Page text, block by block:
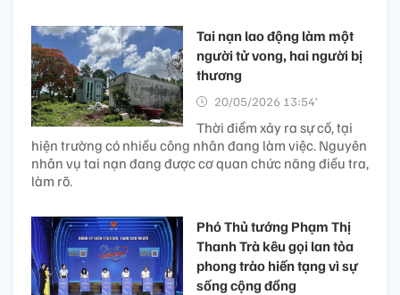
Tai nạn lao động làm một
người tử vong, hai người bị
thương ​
20/05/2026 13:54’
Thời điểm xảy ra sự cố, tại
hiện trường có nhiều công nhân đang làm việc. Nguyên
nhân vụ tai nạn đang được cơ quan chức năng điều tra,
làm rõ.
Phó Thủ tướng Phạm Thị
Thanh Trà kêu gọi lan tỏa
phong trào hiến tạng vì sự
sống cộng đồng